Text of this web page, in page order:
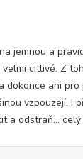
jemnou a
velmi citlivé. Z
dokonce ani
vzpouzejí. I
a odstraň... celý